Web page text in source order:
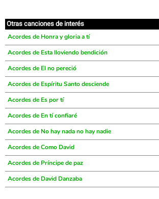
Otras canciones de interés
Acordes de Honra y gloria a tí
Acordes de Esta lloviendo bendición
Acordes de El no pereció
Acordes de Espíritu Santo desciende
Acordes de Es por tí
Acordes de En tí confiaré
Acordes de No hay nada no hay nadie
Acordes de Como David
Acordes de Príncipe de paz
Acordes de David Danzaba